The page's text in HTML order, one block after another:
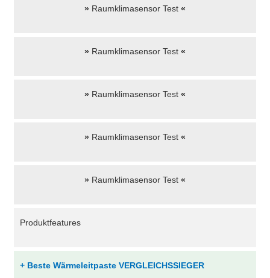
» Raumklimasensor Test «
» Raumklimasensor Test «
» Raumklimasensor Test «
» Raumklimasensor Test «
» Raumklimasensor Test «
Produktfeatures
+ Beste Wärmeleitpaste VERGLEICHSSIEGER